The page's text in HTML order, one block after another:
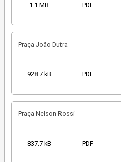
1.1 MB PDF
Praça João Dutra
928.7 kB PDF
Praça Nelson Rossi
837.7 kB PDF